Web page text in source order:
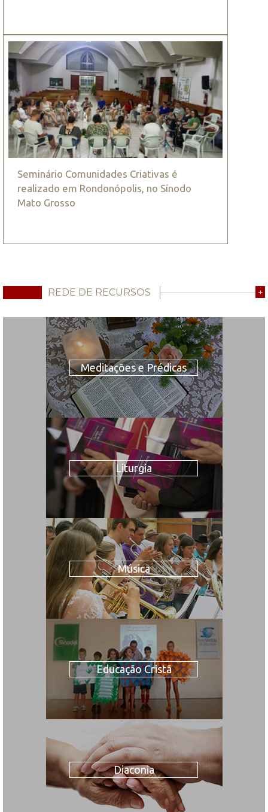
Seminário Comunidades Criativas é
realizado em Rondonópolis, no Sínodo
Mato Grosso
REDE DE RECURSOS +
Meditações e Prédicas
Liturgia
Música
Educação Cristã
Diaconia